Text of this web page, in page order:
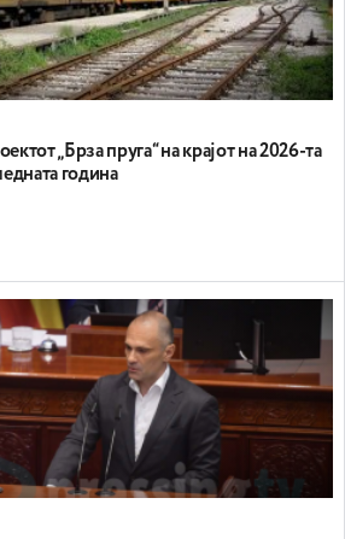
„Брза пруга“ на крајот на 2026-та
година